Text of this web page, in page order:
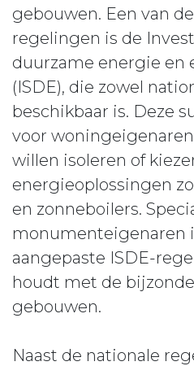
gebouwen. Een van
regelingen is de
duurzame energie en
(ISDE), die zowel
beschikbaar is. Deze
voor
willen isoleren of
energieoplossingen
en zonneboilers.
monumenteigenaren
aangepaste ISDE-
houdt met de
gebouwen.
Naast de nationale